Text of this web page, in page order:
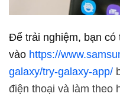
Để trải nghiệm, bạn có
vào https://
galaxy/try-galaxy-app/
điện thoại và làm